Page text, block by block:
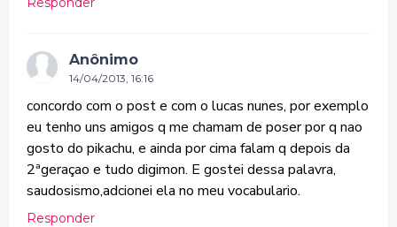
Anônimo
14/04/2013, 16:16
concordo com o post e com o lucas nunes, por exemplo
eu tenho uns amigos q me chamam de poser por q nao
gosto do pikachu, e ainda por cima falam q depois da
2ªgeraçao e tudo digimon. E gostei dessa palavra,
saudosismo,adcionei ela no meu vocabulario.
Responder